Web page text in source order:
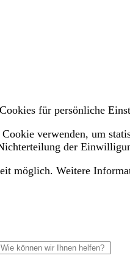
für persönliche
verwenden, um
der
möglich. Weitere